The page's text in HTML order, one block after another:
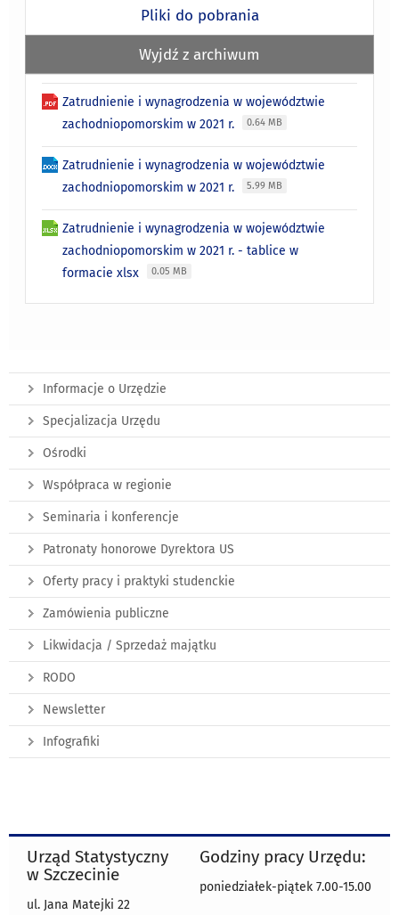
Pliki do pobrania
Wyjdź z archiwum
Zatrudnienie i wynagrodzenia w województwie
zachodniopomorskim w 2021 r.
0.64 MB
Zatrudnienie i wynagrodzenia w województwie
zachodniopomorskim w 2021 r.
5.99 MB
Zatrudnienie i wynagrodzenia w województwie
zachodniopomorskim w 2021 r. - tablice w
formacie xlsx
0.05 MB
Informacje o Urzędzie
Specjalizacja Urzędu
Ośrodki
Współpraca w regionie
Seminaria i konferencje
Patronaty honorowe Dyrektora US
Oferty pracy i praktyki studenckie
Zamówienia publiczne
Likwidacja / Sprzedaż majątku
RODO
Newsletter
Infografiki
Urząd Statystyczny
w Szczecinie
ul. Jana Matejki 22
Godziny pracy Urzędu:
poniedziałek-piątek 7.00-15.00